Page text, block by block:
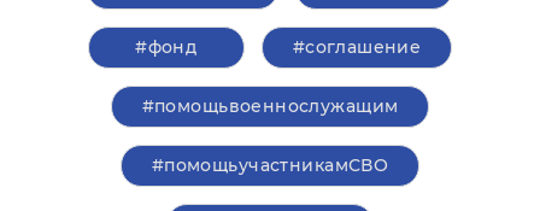
#фонд #соглашение
#помощьвоеннослужащим
#помощьучастникамСВО